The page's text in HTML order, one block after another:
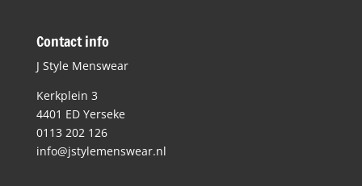
Contact info
J Style Menswear
Kerkplein 3
4401 ED Yerseke
0113 202 126
info@jstylemenswear.nl